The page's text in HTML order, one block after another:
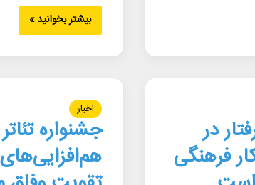
بیشتر بخوانید »
در
فرهنگی
اخبار
جشنواره